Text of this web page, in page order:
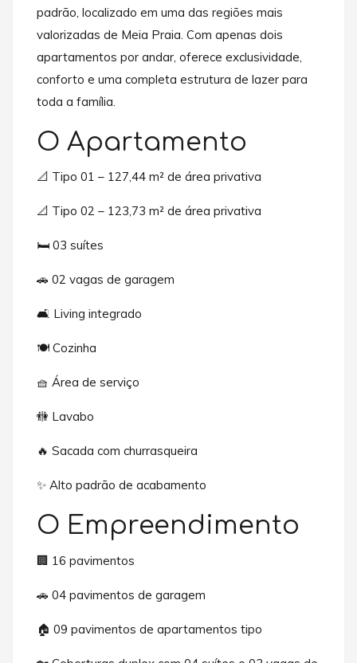
padrão, localizado em uma das regiões mais
valorizadas de Meia Praia. Com apenas dois
apartamentos por andar, oferece exclusividade,
conforto e uma completa estrutura de lazer para
toda a família.
O Apartamento
📐 Tipo 01 – 127,44 m² de área privativa
📐 Tipo 02 – 123,73 m² de área privativa
🛏️ 03 suítes
🚗 02 vagas de garagem
🛋️ Living integrado
🍽️ Cozinha
🧺 Área de serviço
🚻 Lavabo
🔥 Sacada com churrasqueira
✨ Alto padrão de acabamento
O Empreendimento
🏢 16 pavimentos
🚗 04 pavimentos de garagem
🏠 09 pavimentos de apartamentos tipo